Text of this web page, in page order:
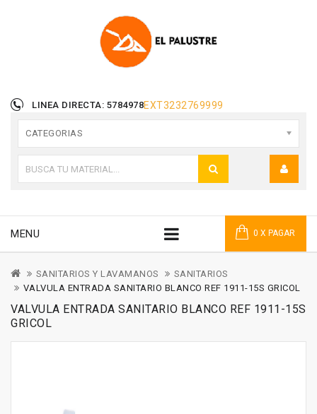
LINEA DIRECTA: 5784978EXT3232769999
CATEGORIAS
0 X PAGAR
MENU
SANITARIOS Y LAVAMANOS
SANITARIOS
VALVULA ENTRADA SANITARIO BLANCO REF 1911-15S GRICOL
VALVULA ENTRADA SANITARIO BLANCO REF 1911-15S
GRICOL